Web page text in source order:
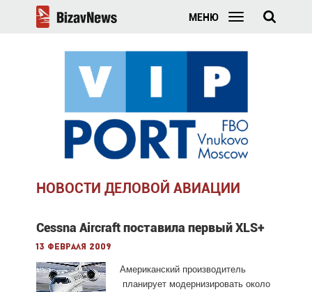
МЕНЮ
НОВОСТИ ДЕЛОВОЙ АВИАЦИИ
Cessna Aircraft поставила первый XLS+
13 февраля 2009
Американский производитель
планирует модернизировать около